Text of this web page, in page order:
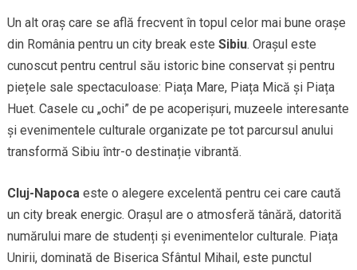
Un alt oraș care se află frecvent în topul celor mai bune orașe
din România pentru un city break este Sibiu. Orașul este
cunoscut pentru centrul său istoric bine conservat și pentru
piețele sale spectaculoase: Piața Mare, Piața Mică și Piața
Huet. Casele cu „ochi” de pe acoperișuri, muzeele interesante
și evenimentele culturale organizate pe tot parcursul anului
transformă Sibiu într-o destinație vibrantă.
Cluj-Napoca este o alegere excelentă pentru cei care caută
un city break energic. Orașul are o atmosferă tânără, datorită
numărului mare de studenți și evenimentelor culturale. Piața
Unirii, dominată de Biserica Sfântul Mihail, este punctul